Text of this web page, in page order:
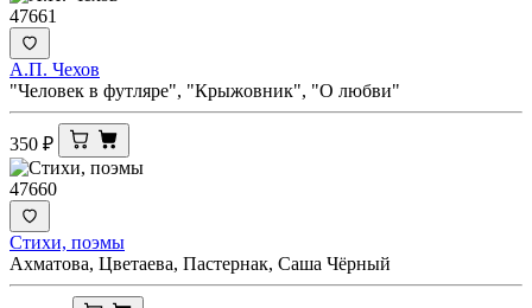
47661
А.П. Чехов
"Человек в футляре", "Крыжовник", "О любви"
350 ₽
47660
Стихи, поэмы
Ахматова, Цветаева, Пастернак, Саша Чёрный